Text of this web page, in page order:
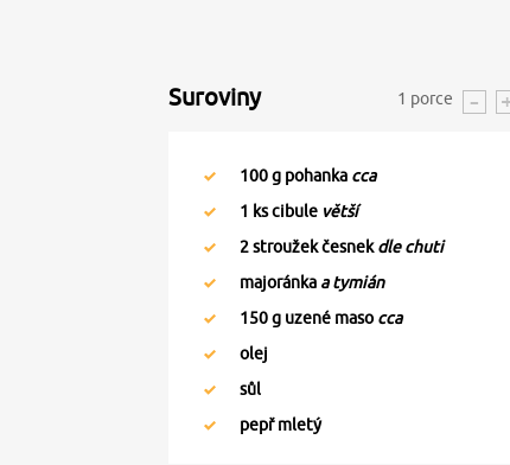
Suroviny 1 porce
100g pohanka cca
1 ks cibule větší
2stroužek česnekdle chuti
majoránka a tymián
150g uzené maso cca
olej
sůl
pepř mletý